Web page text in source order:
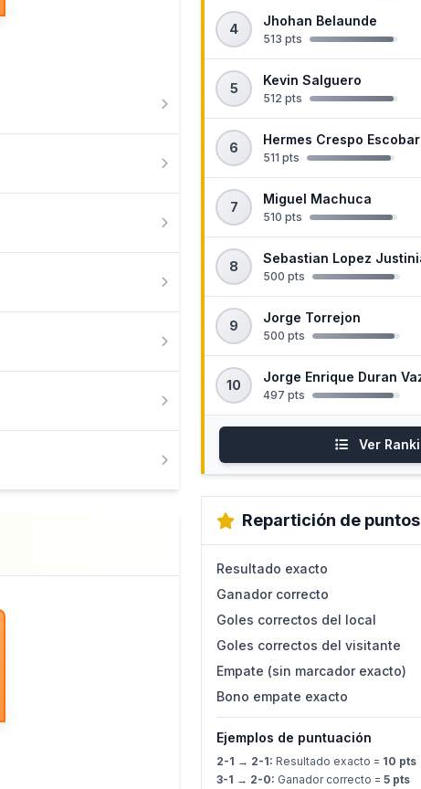
4
Jhohan Belaunde
513 pts
5
Kevin Salguero
512 pts
6
Hermes Crespo Escobar
511 pts
7
Miguel Machuca
510 pts
8
Sebastian Lopez
500 pts
9
Jorge Torrejon
500 pts
10
Jorge Enrique Duran
497 pts
Ver
Repartición de puntos
Resultado exacto
Ganador correcto
Goles correctos del local
Goles correctos del visitante
Empate (sin marcador exacto)
Bono empate exacto
Ejemplos de puntuación
2-1 → 2-1: Resultado exacto = 10 pts
3-1 → 2-0: Ganador correcto = 5 pts